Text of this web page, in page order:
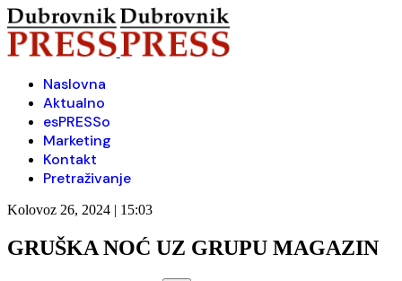
Naslovna
Aktualno
esPRESSo
Marketing
Kontakt
Pretraživanje
Kolovoz 26, 2024 | 15:03
GRUŠKA NOĆ UZ GRUPU MAGAZIN